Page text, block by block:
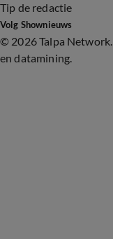
Tip de redactie
Volg Shownieuws
© 2026 Talpa
en datamining.